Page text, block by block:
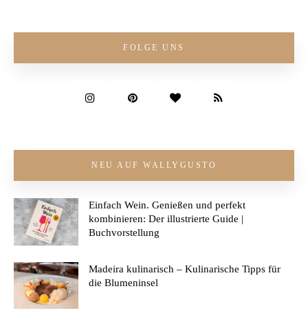
FOLGE UNS
NEU AUF WALLYGUSTO
Einfach Wein. Genießen und perfekt
kombinieren: Der illustrierte Guide |
Buchvorstellung
Madeira kulinarisch – Kulinarische Tipps für
die Blumeninsel